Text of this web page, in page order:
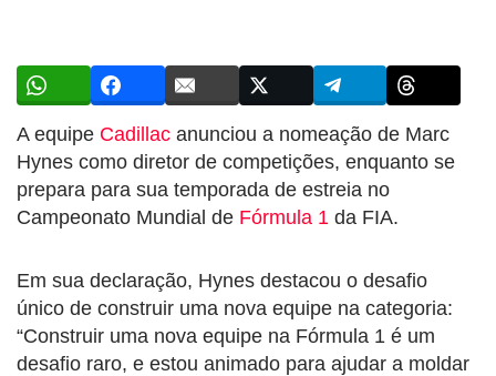
A equipe Cadillac anunciou a nomeação de Marc
Hynes como diretor de competições, enquanto se
prepara para sua temporada de estreia no
Campeonato Mundial de Fórmula 1 da FIA.
Em sua declaração, Hynes destacou o desafio
único de construir uma nova equipe na categoria:
“Construir uma nova equipe na Fórmula 1 é um
desafio raro, e estou animado para ajudar a moldar